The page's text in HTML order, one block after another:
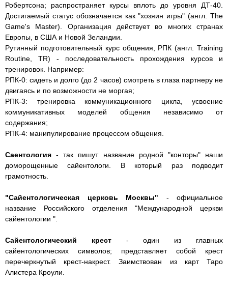
Робертсона; распространяет курсы вплоть до уровня ДТ-40.
Достигаемый статус обозначается как "хозяин игры" (англ. The
Game's Master). Организация действует во многих странах
Европы, в США и Новой Зеландии.
Рутинный подготовительный курс общения, РПК (англ. Training
Routine, TR) - последовательность прохождения курсов и
тренировок. Например:
РПК-0: сидеть и долго (до 2 часов) смотреть в глаза партнеру не
двигаясь и по возможности не моргая;
РПК-3: тренировка коммуникационного цикла, усвоение
коммуникативных моделей общения независимо от
содержания;
РПК-4: манипулирование процессом общения.
Саентология- так пишут название родной "конторы" наши
доморощенные сайентологи. В который раз подводит
грамотность.
"Сайентологическая церковь Москвы" - официальное
название Российского отделения "Международной церкви
сайентологии ".
Сайентологический крест- один из главных
сайентологических символов; представляет собой крест
перечеркнутый крест-накрест. Заимствован из карт Таро
Алистера Кроули.